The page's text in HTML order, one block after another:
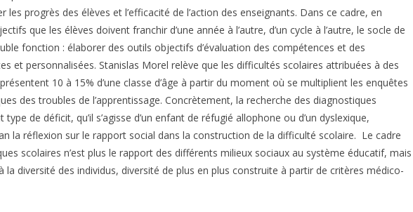
les progrès des élèves et l’efficacité de l’action des enseignants. Dans ce cadre, en
que les élèves doivent franchir d’une année à l’autre, d’un cycle à l’autre, le socle de
fonction : élaborer des outils objectifs d’évaluation des compétences et des
et personnalisées. Stanislas Morel relève que les difficultés scolaires attribuées à des
10 à 15% d’une classe d’âge à partir du moment où se multiplient les enquêtes
des troubles de l’apprentissage. Concrètement, la recherche des diagnostiques
type de déficit, qu’il s’agisse d’un enfant de réfugié allophone ou d’un dyslexique,
la réflexion sur le rapport social dans la construction de la difficulté scolaire. Le cadre
scolaires n’est plus le rapport des différents milieux sociaux au système éducatif, mais
la diversité des individus, diversité de plus en plus construite à partir de critères médico-